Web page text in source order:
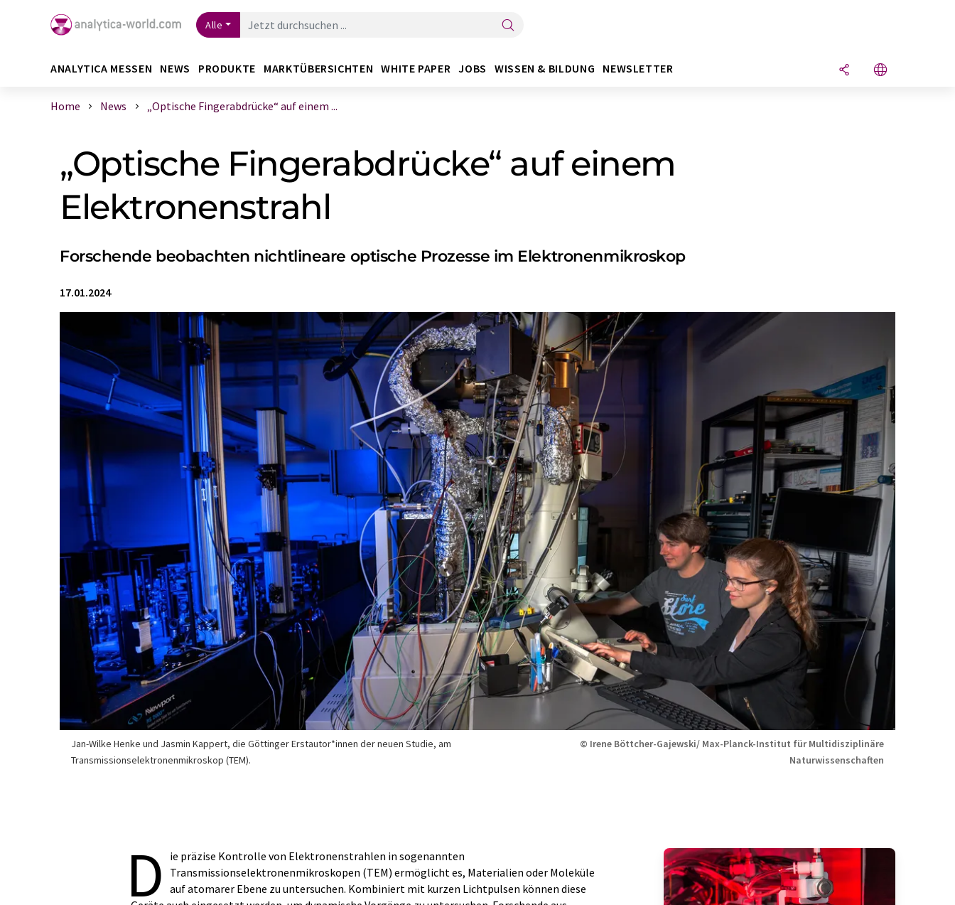
Alle
ANALYTICA MESSEN NEWS PRODUKTE MARKTÜBERSICHTEN WHITE PAPER JOBS WISSEN & BILDUNG NEWSLETTER
Home News „Optische Fingerabdrücke“ auf einem ...
„Optische Fingerabdrücke“ auf einem
Elektronenstrahl
Forschende beobachten nichtlineare optische Prozesse im Elektronenmikroskop
17.01.2024
Jan-Wilke Henke und Jasmin Kappert, die Göttinger Erstautor*innen der neuen Studie, am
Transmissionselektronenmikroskop (TEM).
© Irene Böttcher-Gajewski/ Max-Planck-Institut für Multidisziplinäre
Naturwissenschaften
D
ie präzise Kontrolle von Elektronenstrahlen in sogenannten
Transmissionselektronenmikroskopen (TEM) ermöglicht es, Materialien oder Moleküle
auf atomarer Ebene zu untersuchen. Kombiniert mit kurzen Lichtpulsen können diese